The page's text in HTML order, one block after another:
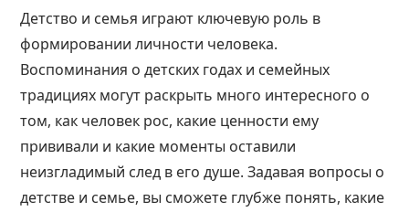
Детство и семья играют ключевую роль в
формировании личности человека.
Воспоминания о детских годах и семейных
традициях могут раскрыть много интересного о
том, как человек рос, какие ценности ему
прививали и какие моменты оставили
неизгладимый след в его душе. Задавая вопросы о
детстве и семье, вы сможете глубже понять, какие